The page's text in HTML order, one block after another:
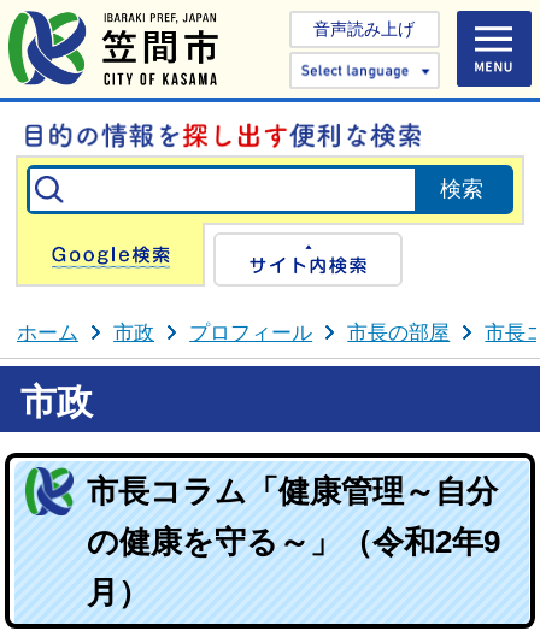
音声読み上げ
Select
Google検索
ホーム 市政 プロフィール 市長の部屋 市長
市政
市長コラム「健康管理～自分
の健康を守る～」（令和2年9
月）